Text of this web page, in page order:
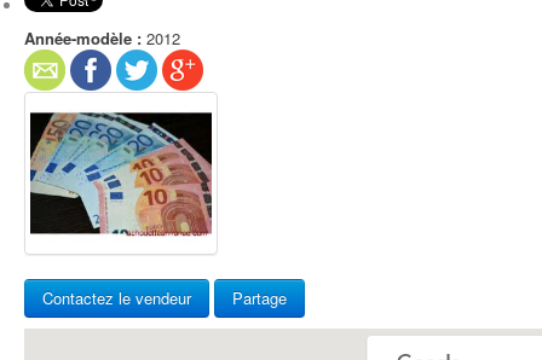
Année-modèle : 2012
Contactez le vendeur Partage